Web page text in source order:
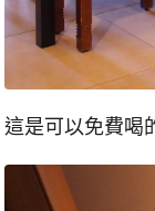
這是可以免費喝